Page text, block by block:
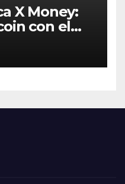
X Money:
con el
#Cripto